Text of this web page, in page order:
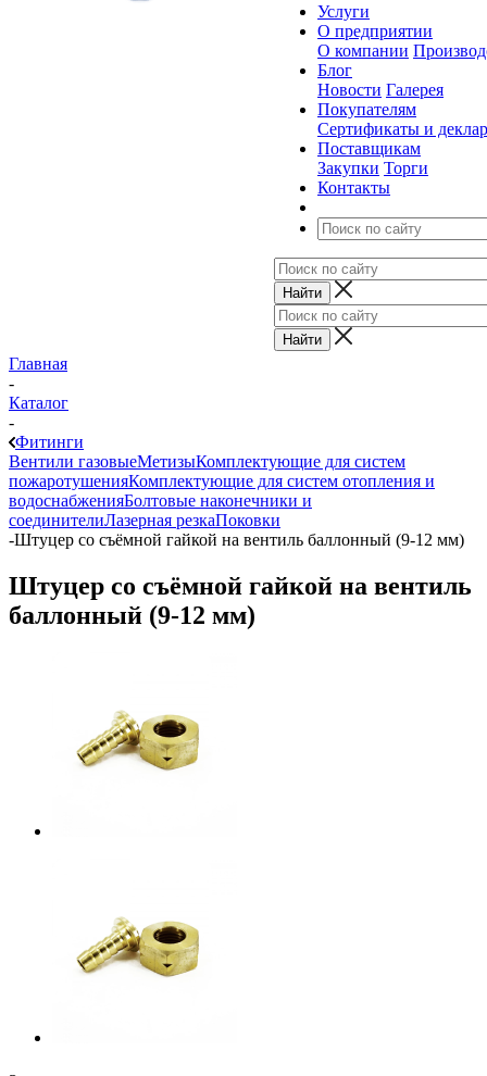
Услуги
О предприятии
О компании
Блог
Новости Галерея
Покупателям
Сертификаты и
Поставщикам
Закупки Торги
Контакты
Главная
-
Каталог
-
Фитинги
Вентили газовыеМетизыКомплектующие для систем
пожаротушенияКомплектующие для систем отопления и
водоснабженияБолтовые наконечники и
соединителиЛазерная резкаПоковки
-Штуцер со съёмной гайкой на вентиль баллонный (9-12 мм)
Штуцер со съёмной гайкой на вентиль
баллонный (9-12 мм)